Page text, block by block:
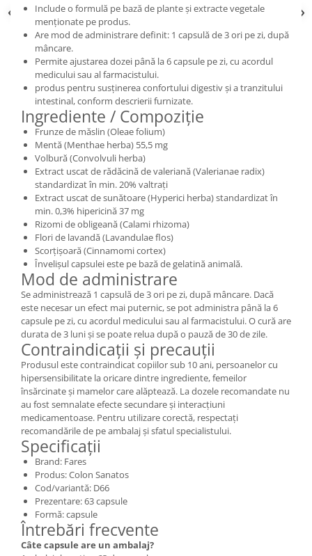
Include o formulă pe bază de plante și extracte vegetale
menționate pe produs.
Are mod de administrare definit: 1 capsulă de 3 ori pe zi, după
mâncare.
Permite ajustarea dozei până la 6 capsule pe zi, cu acordul
medicului sau al farmacistului.
produs pentru susținerea confortului digestiv și a tranzitului
intestinal, conform descrierii furnizate.
Ingrediente / Compoziție
Frunze de măslin (Oleae folium)
Mentă (Menthae herba) 55,5 mg
Volbură (Convolvuli herba)
Extract uscat de rădăcină de valeriană (Valerianae radix)
standardizat în min. 20% valtrați
Extract uscat de sunătoare (Hyperici herba) standardizat în
min. 0,3% hipericină 37 mg
Rizomi de obligeană (Calami rhizoma)
Flori de lavandă (Lavandulae flos)
Scorțișoară (Cinnamomi cortex)
Învelișul capsulei este pe bază de gelatină animală.
Mod de administrare
Se administrează 1 capsulă de 3 ori pe zi, după mâncare. Dacă
este necesar un efect mai puternic, se pot administra până la 6
capsule pe zi, cu acordul medicului sau al farmacistului. O cură are
durata de 3 luni și se poate relua după o pauză de 30 de zile.
Contraindicații și precauții
Produsul este contraindicat copiilor sub 10 ani, persoanelor cu
hipersensibilitate la oricare dintre ingrediente, femeilor
însărcinate și mamelor care alăptează. La dozele recomandate nu
au fost semnalate efecte secundare și interacțiuni
medicamentoase. Pentru utilizare corectă, respectați
recomandările de pe ambalaj și sfatul specialistului.
Specificații
Brand: Fares
Produs: Colon Sanatos
Cod/variantă: D66
Prezentare: 63 capsule
Formă: capsule
Întrebări frecvente
Câte capsule are un ambalaj?